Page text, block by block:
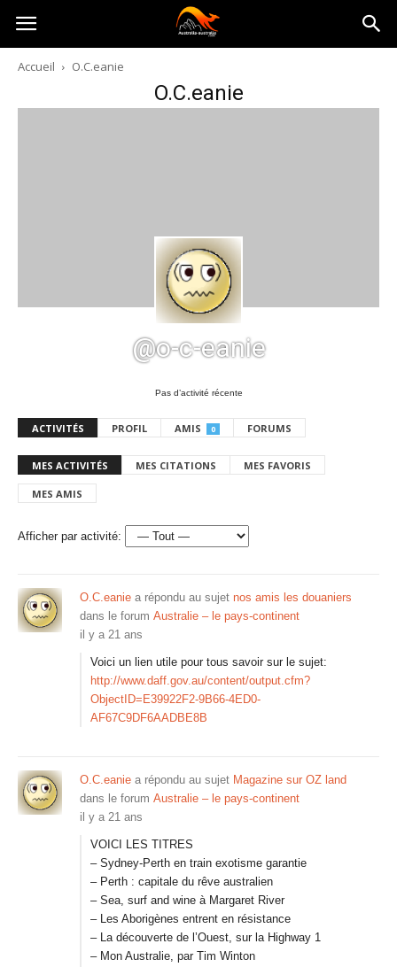
Australia-
australie.com
Accueil O.C.eanie
O.C.eanie
@o-c-eanie
Pas d’activité récente
ACTIVITÉS PROFIL AMIS 0 FORUMS
MES ACTIVITÉS MES CITATIONS MES FAVORIS
MES AMIS
Afficher par activité:
O.C.eanie a répondu au sujet nos amis les douaniers
dans le forum Australie – le pays-continent
il y a 21 ans
Voici un lien utile pour tous savoir sur le sujet:
http://www.daff.gov.au/content/output.cfm?
ObjectID=E39922F2-9B66-4ED0-
AF67C9DF6AADBE8B
O.C.eanie a répondu au sujet Magazine sur OZ land
dans le forum Australie – le pays-continent
il y a 21 ans
VOICI LES TITRES
– Sydney-Perth en train exotisme garantie
– Perth : capitale du rêve australien
– Sea, surf and wine à Margaret River
– Les Aborigènes entrent en résistance
– La découverte de l’Ouest, sur la Highway 1
– Mon Australie, par Tim Winton